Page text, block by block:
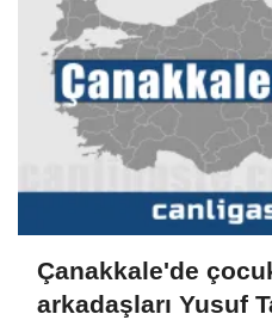
Çanakkale'de
arkadaşları Yusuf